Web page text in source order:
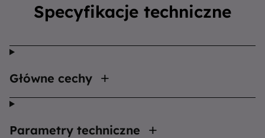
Specyfikacje techniczne
Główne cechy
Parametry techniczne